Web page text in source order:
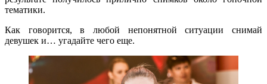
тематики.
Как говорится, в любой непонятной ситуации снимай
девушек и… угадайте чего еще.